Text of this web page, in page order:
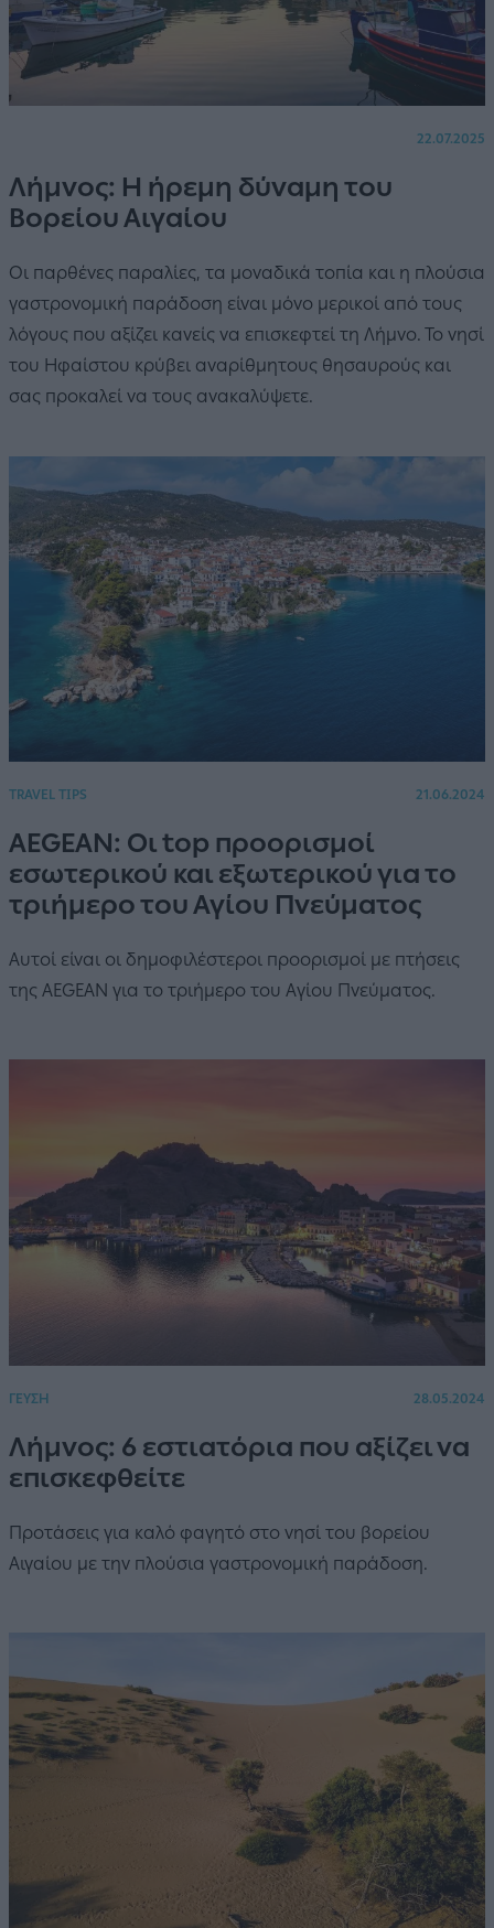
22.07.2025
Λήμνος: Η ήρεμη δύναμη του
Βορείου Αιγαίου
Οι παρθένες παραλίες, τα μοναδικά τοπία και η πλούσια
γαστρονομική παράδοση είναι μόνο μερικοί από τους
λόγους που αξίζει κανείς να επισκεφτεί τη Λήμνο. Το νησί
του Ηφαίστου κρύβει αναρίθμητους θησαυρούς και
σας προκαλεί να τους ανακαλύψετε.
TRAVEL TIPS 21.06.2024
AEGEAN: Οι top προορισμοί
εσωτερικού και εξωτερικού για το
τριήμερο του Αγίου Πνεύματος
Αυτοί είναι οι δημοφιλέστεροι προορισμοί με πτήσεις
της AEGEAN για το τριήμερο του Αγίου Πνεύματος.
ΓΕΥΣΗ 28.05.2024
Λήμνος: 6 εστιατόρια που αξίζει να
επισκεφθείτε
Προτάσεις για καλό φαγητό στο νησί του βορείου
Αιγαίου με την πλούσια γαστρονομική παράδοση.